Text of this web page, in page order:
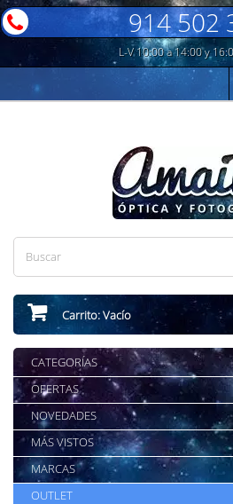
914 502
L-V 10:00 a 14:00 y
Carrito:Vacío
CATEGORÍAS
OFERTAS
NOVEDADES
MÁS VISTOS
MARCAS
OUTLET